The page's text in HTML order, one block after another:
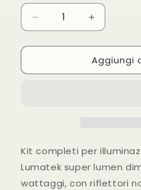
Diminuisci
quantità
per
Lumatek
+
Riflettore
Diamond
Aumenta
quantità
per
Kit
Lumatek
+
Diamond
Aggiungi
Kit completi per
Lumatek super lumen
wattaggi, con riflettori